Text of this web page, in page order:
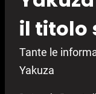
il titolo
Tante le
Yakuza